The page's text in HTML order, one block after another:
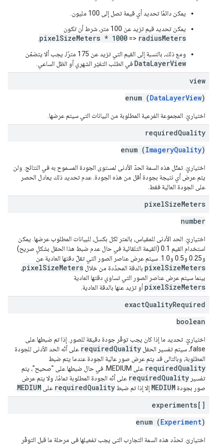
يمكن دائمًا تحديد أي قيمة تصل إلى 100 مليون.
يمكن تحديد قيم تزيد عن 100 متر، شرط أن تكون
radiusMeters
<=
pixelSizeMeters * 1000
ومع ذلك، بالنسبة إلى القيم التي تزيد عن 175 مترًا، يجب ألا يتضمّن
DataLayerView في الطلب التغيّر الشهري أو الظل الساعي.
view
enum (DataLayerView)
اختياريّ. المجموعة الفرعية المطلوبة من البيانات التي سيتم عرضها.
requiredQuality
enum (ImageryQuality)
اختياريّ. تمثّل هذه السمة الحدّ الأدنى لمستوى الجودة المسموح به في النتائج. ولن
يتم عرض أي نتيجة بجودة أقل من هذه الجودة. عدم تحديد ذلك يعادل الحصر
على الجودة العالية فقط.
pixelSizeMeters
number
اختياريّ. الحد الأدنى للمقياس، بالمتر لكل بكسل، للبيانات المطلوب عرضها. يمكن
استخدام القيم 0.1 (القيمة التلقائية في حال عدم ضبط هذا الحقل بشكلٍ صريح)
و0.25 و0.5 و1.0. سيتم عرض عناصر الصور التي تقلّ دقتها العادية عن
pixelSizeMeters بالدقة المحدّدة من خلال pixelSizeMeters،
بينما سيتم عرض عناصر الصور التي تساوي دقتها العادية
pixelSizeMeters أو تزيد عنها بالدقة العادية.
exactQualityRequired
boolean
اختياريّ. تحديد ما إذا كان يجب توفّر جودة دقيقة للصور. إذا تم ضبطها على
false، سيتم تفسير الحقل
requiredQuality على أنّه الحد الأدنى للجودة
المطلوبة، وبالتالي قد يتم عرض صور عالية الجودة عندما يتم ضبط
requiredQuality
على MEDIUM. في حال ضبطها على "صحيح"، يتم
تفسير requiredQuality على أنّه الجودة المطلوبة تمامًا، ولا يتم عرض
صور بجودة MEDIUM إلا إذا تم ضبط requiredQuality على MEDIUM
experiments[]
enum (Experiment)
اختياريّ. تحدّد هذه السمة التجارب التي يجب تفعيلها في مرحلة ما قبل التوفّر